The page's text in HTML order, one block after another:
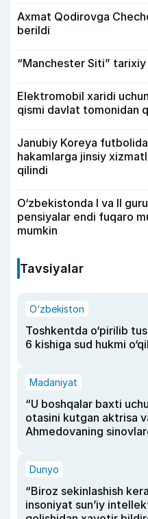
Axmat Qodirovga
berildi
“Manchester Siti”
Elektromobil xaridi
qismi davlat tomonidan
Janubiy Koreya
hakamlarga jinsiy
qilindi
O‘zbekistonda I va II
pensiyalar endi fuqaro
mumkin
Tavsiyalar
O‘zbekiston
Toshkentda o‘pirilib
6 kishiga sud hukmi
Madaniyat
“U boshqalar baxti
otasini kutgan aktrisa
Ahmedovaning
Dunyo
“Biroz sekinlashish
insoniyat sun’iy